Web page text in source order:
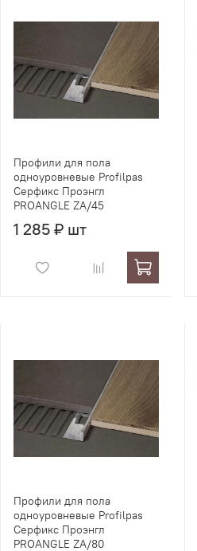
Профили для пола
одноуровневые Profilpas
Серфикс Проэнгл
PROANGLE ZA/45
1 285 ₽ шт
Профили для пола
одноуровневые Profilpas
Серфикс Проэнгл
PROANGLE ZA/80